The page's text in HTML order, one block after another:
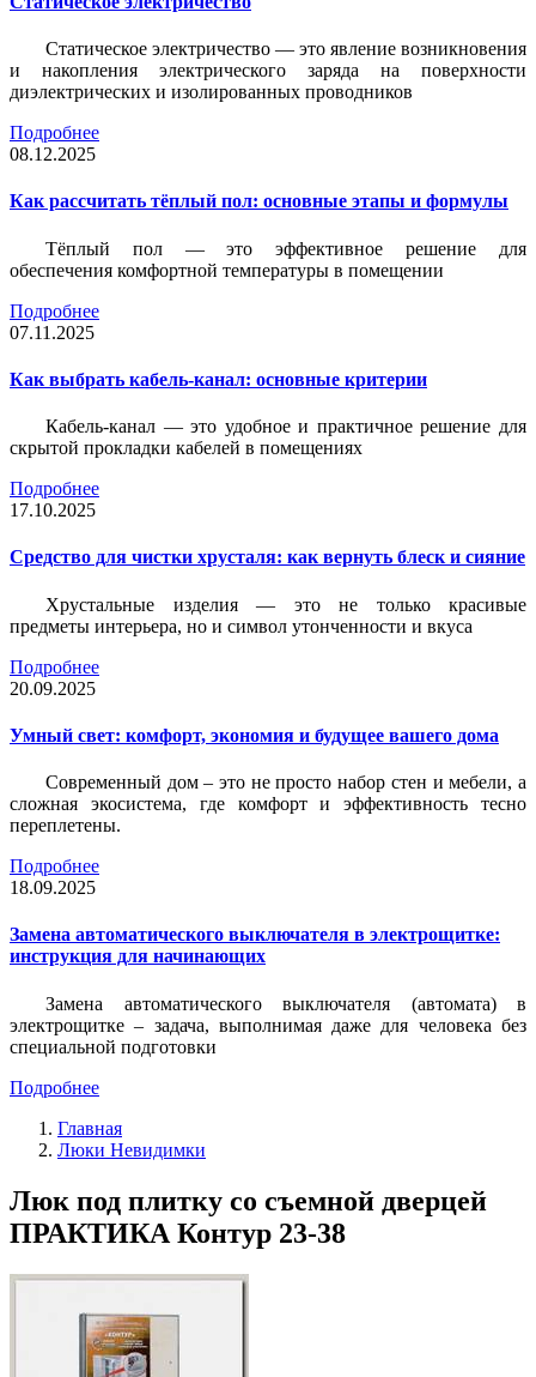
Статическое электричество — это явление возникновения
и накопления электрического заряда на поверхности
диэлектрических и изолированных проводников
Подробнее
08.12.2025
Как рассчитать тёплый пол: основные этапы и формулы
Тёплый пол — это эффективное решение для
обеспечения комфортной температуры в помещении
Подробнее
07.11.2025
Как выбрать кабель-канал: основные критерии
Кабель-канал — это удобное и практичное решение для
скрытой прокладки кабелей в помещениях
Подробнее
17.10.2025
Средство для чистки хрусталя: как вернуть блеск и сияние
Хрустальные изделия — это не только красивые
предметы интерьера, но и символ утонченности и вкуса
Подробнее
20.09.2025
Умный свет: комфорт, экономия и будущее вашего дома
Современный дом – это не просто набор стен и мебели, а
сложная экосистема, где комфорт и эффективность тесно
переплетены.
Подробнее
18.09.2025
Замена автоматического выключателя в электрощитке:
инструкция для начинающих
Замена автоматического выключателя (автомата) в
электрощитке – задача, выполнимая даже для человека без
специальной подготовки
Подробнее
Главная
Люки Невидимки
Люк под плитку со съемной дверцей
ПРАКТИКА Контур 23-38